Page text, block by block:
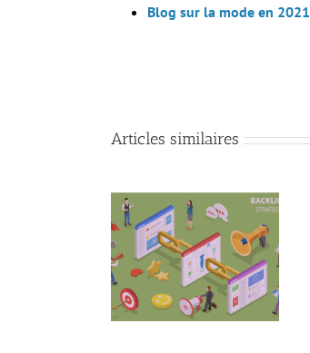
Blog sur la mode en 2021
Articles similaires
Quelques conseils pour
booster sa visibilité sur
internet.